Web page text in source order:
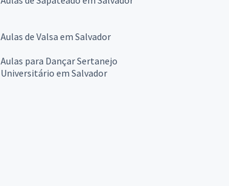
Aulas de Valsa em Salvador
Aulas para Dançar Sertanejo
Universitário em Salvador